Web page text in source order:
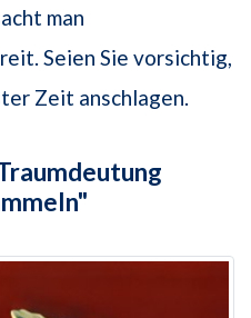
man
Seien Sie vorsichtig,
Zeit anschlagen.